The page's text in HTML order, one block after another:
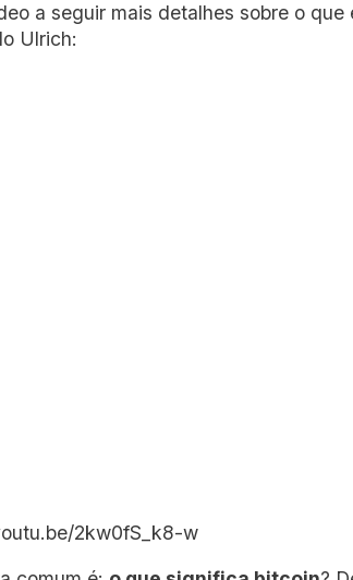
a seguir mais detalhes sobre o
Ulrich:
2kw0fS_k8-w